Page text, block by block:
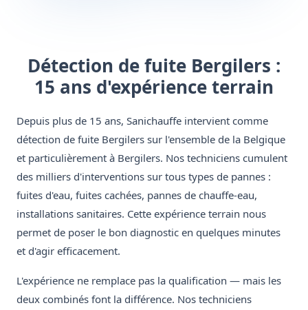
Détection de fuite Bergilers :
15 ans d'expérience terrain
Depuis plus de 15 ans, Sanichauffe intervient comme
détection de fuite Bergilers sur l'ensemble de la Belgique
et particulièrement à Bergilers. Nos techniciens cumulent
des milliers d'interventions sur tous types de pannes :
fuites d'eau, fuites cachées, pannes de chauffe-eau,
installations sanitaires. Cette expérience terrain nous
permet de poser le bon diagnostic en quelques minutes
et d'agir efficacement.
L'expérience ne remplace pas la qualification — mais les
deux combinés font la différence. Nos techniciens